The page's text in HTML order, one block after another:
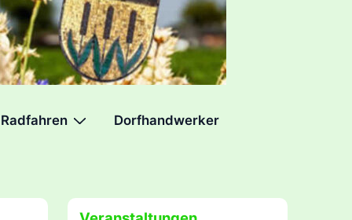
Radfahren Dorfhandwerker